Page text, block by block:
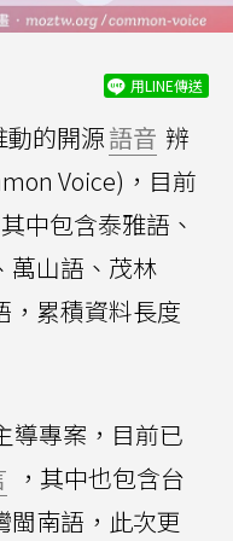
用LINE傳送
的開源語音 辨
Voice)，目前
中包含泰雅語、
萬山語、茂林
，累積資料長度
導專案，目前已
，其中也包含台
閩南語，此次更